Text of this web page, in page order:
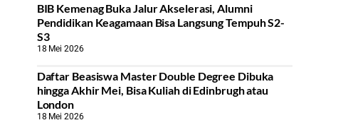
BIB Kemenag Buka Jalur Akselerasi, Alumni
Pendidikan Keagamaan Bisa Langsung Tempuh S2-
S3
18 Mei 2026
Daftar Beasiswa Master Double Degree Dibuka
hingga Akhir Mei, Bisa Kuliah di Edinbrugh atau
London
18 Mei 2026